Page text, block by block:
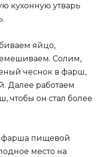
кухонную утварь
яйцо,
Солим,
чеснок в фарш,
Далее работаем
чтобы он стал более
фарша пищевой
место на